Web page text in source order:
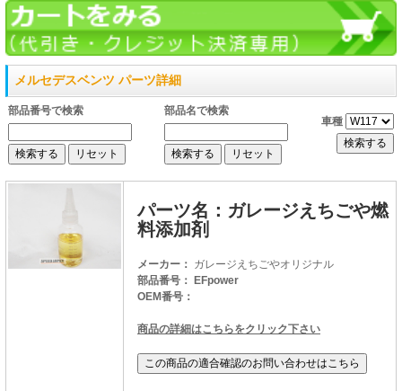
メルセデスベンツ パーツ詳細
部品番号で検索
部品名で検索
車種
パーツ名：ガレージえちごや燃
料添加剤
メーカー： ガレージえちごやオリジナル
部品番号： EFpower
OEM番号：
商品の詳細はこちらをクリック下さい